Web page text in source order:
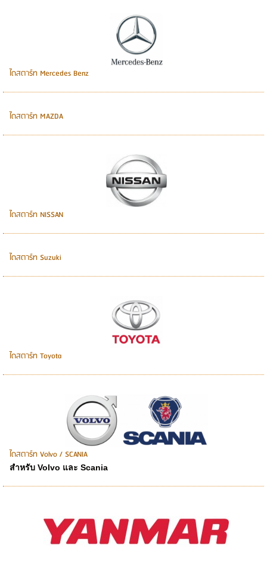
ไดสตาร์ท Mercedes Benz
ไดสตาร์ท MAZDA
ไดสตาร์ท NISSAN
ไดสตาร์ท Suzuki
ไดสตาร์ท Toyota
ไดสตาร์ท Volvo / SCANIA
สำหรับ Volvo และ Scania